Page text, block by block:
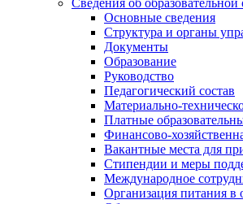
Основные сведения
Структура и органы
Документы
Образование
Руководство
Педагогический состав
Материально-
Платные
Финансово-
Вакантные места для
Стипендии и меры
Международное
Организация питания в